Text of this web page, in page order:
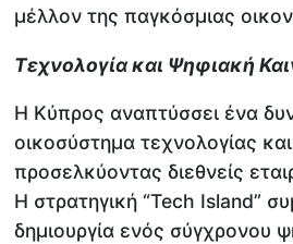
μέλλον της παγκόσμιας
Τεχνολογία και Ψηφιακή
Η Κύπρος αναπτύσσει ένα
οικοσύστημα τεχνολογίας
προσελκύοντας διεθνείς
Η στρατηγική “Tech Island”
δημιουργία ενός σύγχρονου